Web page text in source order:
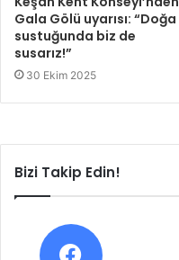
Gala Gölü uyarısı: “Doğa
sustuğunda biz de
susarız!”
30 Ekim 2025
Bizi Takip Edin!